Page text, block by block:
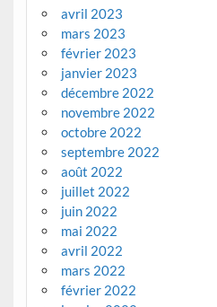
avril 2023
mars 2023
février 2023
janvier 2023
décembre 2022
novembre 2022
octobre 2022
septembre 2022
août 2022
juillet 2022
juin 2022
mai 2022
avril 2022
mars 2022
février 2022